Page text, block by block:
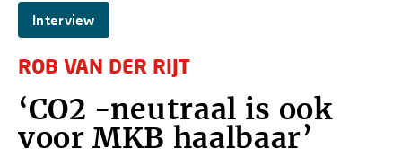
Interview
ROB VAN DER RIJT
‘CO2 -neutraal is ook
voor MKB haalbaar’